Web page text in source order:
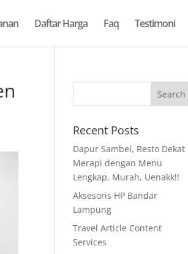
Daftar Harga Faq Testimoni
Recent Posts
Dapur Sambel, Resto Dekat
Merapi dengan Menu
Lengkap, Murah, Uenakk!!
Aksesoris HP Bandar
Lampung
Travel Article Content
Services